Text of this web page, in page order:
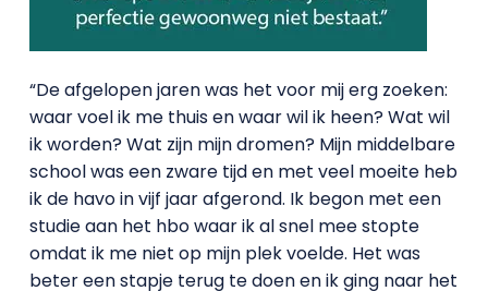
“De afgelopen jaren was het voor mij erg zoeken:
waar voel ik me thuis en waar wil ik heen? Wat wil
ik worden? Wat zijn mijn dromen? Mijn middelbare
school was een zware tijd en met veel moeite heb
ik de havo in vijf jaar afgerond. Ik begon met een
studie aan het hbo waar ik al snel mee stopte
omdat ik me niet op mijn plek voelde. Het was
beter een stapje terug te doen en ik ging naar het